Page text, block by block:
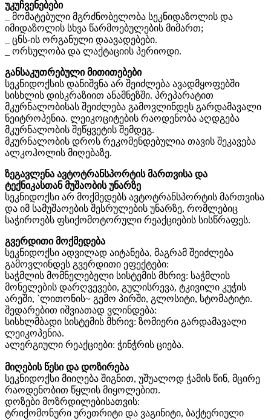
უკუჩვენებები
_ მომატებული მგრძნობელობა სეკნიდაზოლის და
იმიდაზოლის სხვა წარმოებულების მიმართ;
_ ცნს-ის ორგანული დაავადებები.
_ ორსულობა და ლაქტაციის პერიოდი.
განსაკუთრებული მითითებები
სეკნიდოქსის დანიშვნა არ შეიძლება ავადმყოფებში
სისხლის დისკრაზიით ანამნეზში. პრეპარატით
მკურნალობისას შეიძლება გამოვლინდეს გარდამავალი
ნეიტროპენია. ლეიკოციტების რაოდენობა აღდგება
მკურნალობის შეწყვეტის შემდეგ.
მკურნალობის დროს რეკომენდებულია თავის შეკავება
ალკოჰოლის მიღებაზე.
ზეგავლენა ავტოტრანსპორტის მართვისა და
ტექნიკასთან მუშაობის უნარზე
სეკნიდოქსი არ მოქმედებს ავტოტრანსპორტის მართვისა
და იმ სამუშაოების შესრულების უნარზე, რომლებიც
საჭიროებს ფსიქომოტორული რეაქციების სისწრაფეს.
გვერდითი მოქმედება
სეკნიდოქსი ადვილად აიტანება, მაგრამ შეიძლება
გამოვლინდეს გვერდითი ეფექტები:
საჭმლის მომნელებელი სისტემის მხრივ: საჭმლის
მონელების დარღვევები, გულისრევა, ტკივილი კუჭის
არეში, `ლითონის~ გემო პირში, გლოსიტი, სტომატიტი.
შედარებით იშვიათად ვლინდება:
სისხლმბადი სისტემის მხრივ: ზომიერი გარდამავალი
ლეიკოპენია.
ალერგიული რეაქციები: ჭინჭრის ციება.
მიღების წესი და დოზირება
სეკნიდოქსი მიიღება შიგნით, უშუალოდ ჭამის წინ, მცირე
რაოდენობით წყლის მიყოლებით.
დოზები მოზრდილებისათვის:
ტრიქომონური ურეთრიტი და ვაგინიტი, ბაქტერიული